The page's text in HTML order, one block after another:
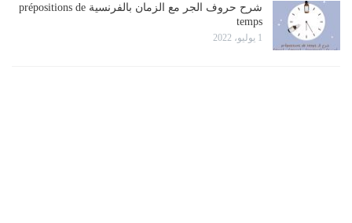
شرح حروف الجر مع الزمان بالفرنسية prépositions de
temps
1 يوليو، 2022